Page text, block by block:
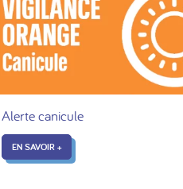
Alerte canicule
EN SAVOIR +